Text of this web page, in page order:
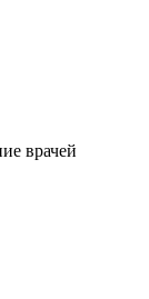
врачей